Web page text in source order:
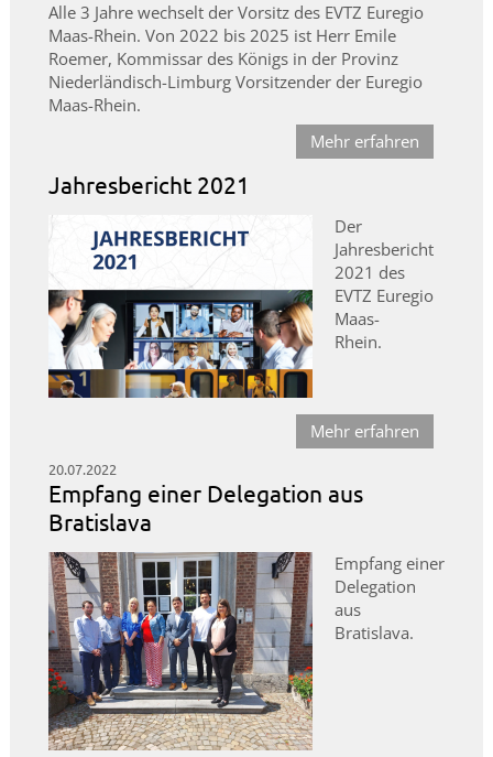
Alle 3 Jahre wechselt der Vorsitz des EVTZ Euregio
Maas-Rhein. Von 2022 bis 2025 ist Herr Emile
Roemer, Kommissar des Königs in der Provinz
Niederländisch-Limburg Vorsitzender der Euregio
Maas-Rhein.
Mehr erfahren
Jahresbericht 2021
Der
Jahresbericht
2021 des
EVTZ Euregio
Maas-
Rhein.
Mehr erfahren
20.07.2022
Empfang einer Delegation aus
Bratislava
Empfang einer
Delegation
aus
Bratislava.